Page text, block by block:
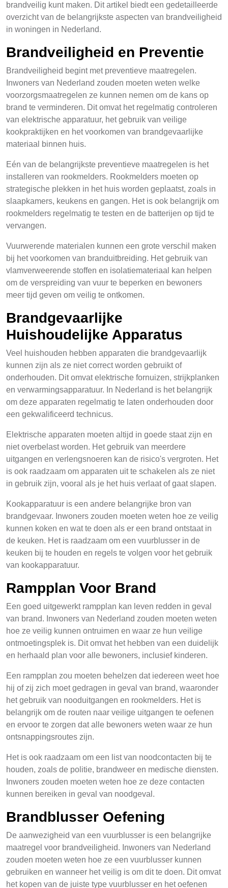
brandveilig kunt maken. Dit artikel biedt een gedetailleerde
overzicht van de belangrijkste aspecten van brandveiligheid
in woningen in Nederland.
Brandveiligheid en Preventie
Brandveiligheid begint met preventieve maatregelen.
Inwoners van Nederland zouden moeten weten welke
voorzorgsmaatregelen ze kunnen nemen om de kans op
brand te verminderen. Dit omvat het regelmatig controleren
van elektrische apparatuur, het gebruik van veilige
kookpraktijken en het voorkomen van brandgevaarlijke
materiaal binnen huis.
Eén van de belangrijkste preventieve maatregelen is het
installeren van rookmelders. Rookmelders moeten op
strategische plekken in het huis worden geplaatst, zoals in
slaapkamers, keukens en gangen. Het is ook belangrijk om
rookmelders regelmatig te testen en de batterijen op tijd te
vervangen.
Vuurwerende materialen kunnen een grote verschil maken
bij het voorkomen van branduitbreiding. Het gebruik van
vlamverweerende stoffen en isolatiemateriaal kan helpen
om de verspreiding van vuur te beperken en bewoners
meer tijd geven om veilig te ontkomen.
Brandgevaarlijke
Huishoudelijke Apparatus
Veel huishouden hebben apparaten die brandgevaarlijk
kunnen zijn als ze niet correct worden gebruikt of
onderhouden. Dit omvat elektrische fornuizen, strijkplanken
en verwarmingsapparatuur. In Nederland is het belangrijk
om deze apparaten regelmatig te laten onderhouden door
een gekwalificeerd technicus.
Elektrische apparaten moeten altijd in goede staat zijn en
niet overbelast worden. Het gebruik van meerdere
uitgangen en verlengsnoeren kan de risico's vergroten. Het
is ook raadzaam om apparaten uit te schakelen als ze niet
in gebruik zijn, vooral als je het huis verlaat of gaat slapen.
Kookapparatuur is een andere belangrijke bron van
brandgevaar. Inwoners zouden moeten weten hoe ze veilig
kunnen koken en wat te doen als er een brand ontstaat in
de keuken. Het is raadzaam om een vuurblusser in de
keuken bij te houden en regels te volgen voor het gebruik
van kookapparatuur.
Rampplan Voor Brand
Een goed uitgewerkt rampplan kan leven redden in geval
van brand. Inwoners van Nederland zouden moeten weten
hoe ze veilig kunnen ontruimen en waar ze hun veilige
ontmoetingsplek is. Dit omvat het hebben van een duidelijk
en herhaald plan voor alle bewoners, inclusief kinderen.
Een rampplan zou moeten behelzen dat iedereen weet hoe
hij of zij zich moet gedragen in geval van brand, waaronder
het gebruik van nooduitgangen en rookmelders. Het is
belangrijk om de routen naar veilige uitgangen te oefenen
en ervoor te zorgen dat alle bewoners weten waar ze hun
ontsnappingsroutes zijn.
Het is ook raadzaam om een list van noodcontacten bij te
houden, zoals de politie, brandweer en medische diensten.
Inwoners zouden moeten weten hoe ze deze contacten
kunnen bereiken in geval van noodgeval.
Brandblusser Oefening
De aanwezigheid van een vuurblusser is een belangrijke
maatregel voor brandveiligheid. Inwoners van Nederland
zouden moeten weten hoe ze een vuurblusser kunnen
gebruiken en wanneer het veilig is om dit te doen. Dit omvat
het kopen van de juiste type vuurblusser en het oefenen